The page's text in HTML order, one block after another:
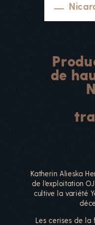
de
Katherin Alieska
de l'exploitation
cultive la variété
Les cerises de la